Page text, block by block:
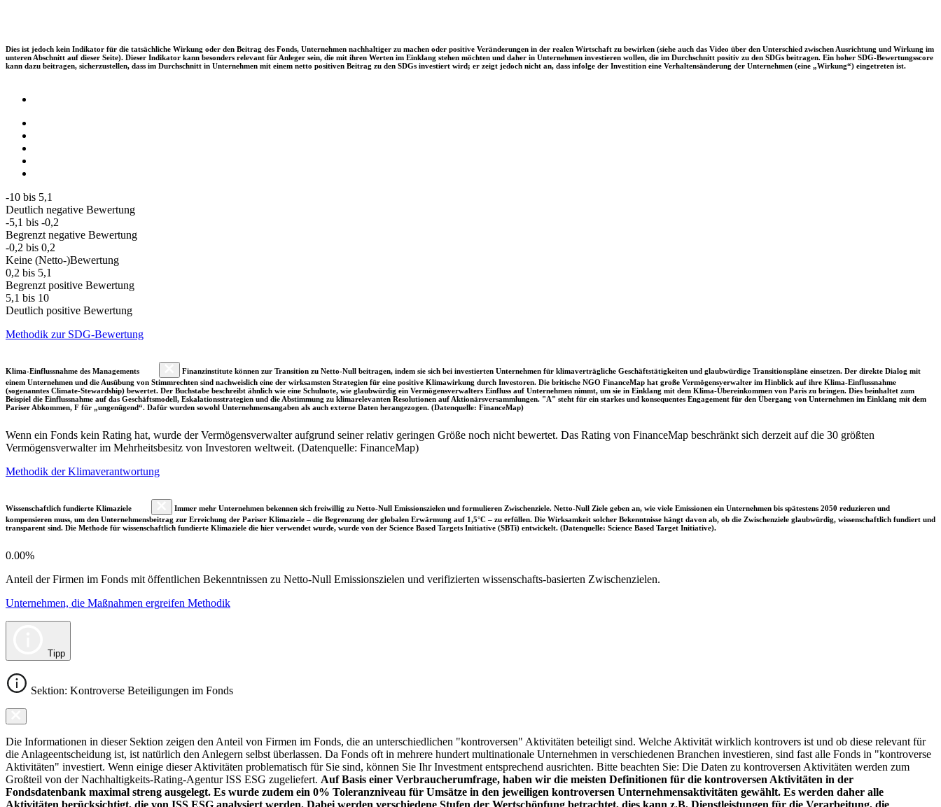
Dies ist jedoch kein Indikator für die tatsächliche Wirkung oder den Beitrag des Fonds, Unternehmen nachhaltiger zu machen oder positive Veränderungen in der realen Wirtschaft zu bewirken (siehe auch das Video über den Unterschied zwischen Ausrichtung und Wirkung im
unteren Abschnitt auf dieser Seite). Dieser Indikator kann besonders relevant für Anleger sein, die mit ihren Werten im Einklang stehen möchten und daher in Unternehmen investieren wollen, die im Durchschnitt positiv zu den SDGs beitragen. Ein hoher SDG-Bewertungsscore
kann dazu beitragen, sicherzustellen, dass im Durchschnitt in Unternehmen mit einem netto positiven Beitrag zu den SDGs investiert wird; er zeigt jedoch nicht an, dass infolge der Investition eine Verhaltensänderung der Unternehmen (eine „Wirkung“) eingetreten ist.
-10 bis 5,1
Deutlich negative Bewertung
-5,1 bis -0,2
Begrenzt negative Bewertung
-0,2 bis 0,2
Keine (Netto-)Bewertung
0,2 bis 5,1
Begrenzt positive Bewertung
5,1 bis 10
Deutlich positive Bewertung
Methodik zur SDG-Bewertung
Klima-Einflussnahme des Managements
Finanzinstitute können zur Transition zu Netto-Null beitragen, indem sie sich bei investierten Unternehmen für klimaverträgliche Geschäftstätigkeiten und glaubwürdige Transitionspläne einsetzen. Der direkte Dialog mit
einem Unternehmen und die Ausübung von Stimmrechten sind nachweislich eine der wirksamsten Strategien für eine positive Klimawirkung durch Investoren. Die britische NGO FinanceMap hat große Vermögensverwalter im Hinblick auf ihre Klima-Einflussnahme
(sogenanntes Climate-Stewardship) bewertet. Der Buchstabe beschreibt ähnlich wie eine Schulnote, wie glaubwürdig ein Vermögensverwalters Einfluss auf Unternehmen nimmt, um sie in Einklang mit dem Klima-Übereinkommen von Paris zu bringen. Dies beinhaltet zum
Beispiel die Einflussnahme auf das Geschäftsmodell, Eskalationsstrategien und die Abstimmung zu klimarelevanten Resolutionen auf Aktionärsversammlungen. "A" steht für ein starkes und konsequentes Engagement für den Übergang von Unternehmen im Einklang mit dem
Pariser Abkommen, F für „ungenügend“. Dafür wurden sowohl Unternehmensangaben als auch externe Daten herangezogen. (Datenquelle: FinanceMap)
Wenn ein Fonds kein Rating hat, wurde der Vermögensverwalter aufgrund seiner relativ geringen Größe noch nicht bewertet. Das Rating von FinanceMap beschränkt sich derzeit auf die 30 größten
Vermögensverwalter im Mehrheitsbesitz von Investoren weltweit. (Datenquelle: FinanceMap)
Methodik der Klimaverantwortung
Wissenschaftlich fundierte Klimaziele
Immer mehr Unternehmen bekennen sich freiwillig zu Netto-Null Emissionszielen und formulieren Zwischenziele. Netto-Null Ziele geben an, wie viele Emissionen ein Unternehmen bis spätestens 2050 reduzieren und
kompensieren muss, um den Unternehmensbeitrag zur Erreichung der Pariser Klimaziele – die Begrenzung der globalen Erwärmung auf 1,5°C – zu erfüllen. Die Wirksamkeit solcher Bekenntnisse hängt davon ab, ob die Zwischenziele glaubwürdig, wissenschaftlich fundiert und
transparent sind. Die Methode für wissenschaftlich fundierte Klimaziele die hier verwendet wurde, wurde von der Science Based Targets Initiative (SBTi) entwickelt. (Datenquelle: Science Based Target Initiative).
0.00%
Anteil der Firmen im Fonds mit öffentlichen Bekenntnissen zu Netto-Null Emissionszielen und verifizierten wissenschafts-basierten Zwischenzielen.
Unternehmen, die Maßnahmen ergreifen Methodik
Tipp
Sektion: Kontroverse Beteiligungen im Fonds
Die Informationen in dieser Sektion zeigen den Anteil von Firmen im Fonds, die an unterschiedlichen "kontroversen" Aktivitäten beteiligt sind. Welche Aktivität wirklich kontrovers ist und ob diese relevant für
die Anlageentscheidung ist, ist natürlich den Anlegern selbst überlassen. Da Fonds oft in mehrere hundert multinationale Unternehmen in verschiedenen Branchen investieren, sind fast alle Fonds in "kontroverse
Aktivitäten" investiert. Wenn einige dieser Aktivitäten problematisch für Sie sind, können Sie Ihr Investment entsprechend ausrichten. Bitte beachten Sie: Die Daten zu kontroversen Aktivitäten werden zum
Großteil von der Nachhaltigkeits-Rating-Agentur ISS ESG zugeliefert. Auf Basis einer Verbraucherumfrage, haben wir die meisten Definitionen für die kontroversen Aktivitäten in der
Fondsdatenbank maximal streng ausgelegt. Es wurde zudem ein 0% Toleranzniveau für Umsätze in den jeweiligen kontroversen Unternehmensaktivitäten gewählt. Es werden daher alle
Aktivitäten berücksichtigt, die von ISS ESG analysiert werden. Dabei werden verschiedene Stufen der Wertschöpfung betrachtet, dies kann z.B. Dienstleistungen für die Verarbeitung, die